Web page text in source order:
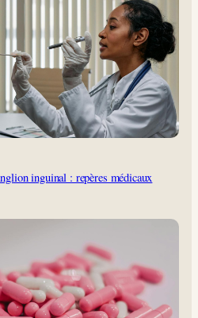
inguinal : repères médicaux